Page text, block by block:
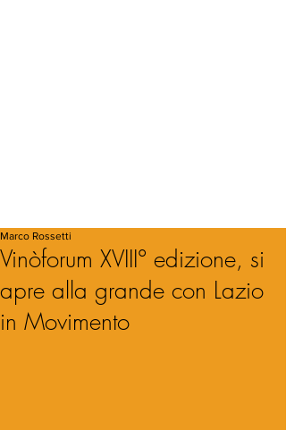
Vinòforum XVIII° edizione, si
apre alla grande con Lazio
in Movimento
Marco Rossetti